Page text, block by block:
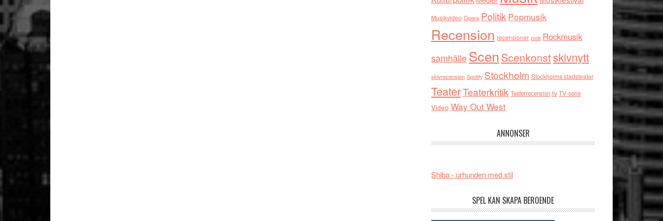
Musikvideo Opera Politik Popmusik
Recension recensioner rock Rockmusik
samhälleScen Scenkonstskivnytt
skivrecension Spotify Stockholm Stockholms stadsteater
TeaterTeaterkritik Teaterrecension tv TV-serie
Video Way Out West
ANNONSER
Shiba - urhunden med stil
SPEL KAN SKAPA BEROENDE